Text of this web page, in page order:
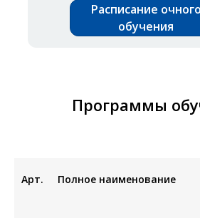
Расписание очного
обучения
пожарных и
подготовка, от которой
и спасателя — это
качественной
миссия — дать не просто
Программы
Арт. Полное наименование